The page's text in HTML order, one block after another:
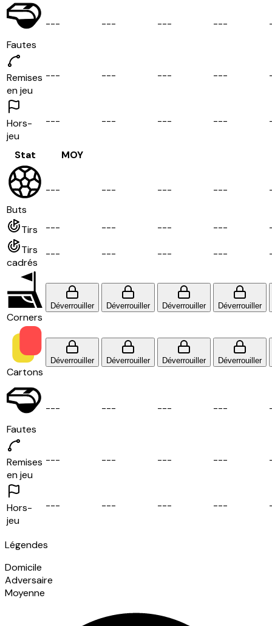
Fautes
--- --- --- ---
Remises
en jeu
--- --- --- ---
Hors-
jeu
--- --- --- ---
Stat MOY
Buts
--- --- --- ---
Tirs --- --- --- ---
Tirs
cadrés
--- --- --- ---
Corners
Déverrouiller Déverrouiller Déverrouiller Déverrouiller
Cartons
Déverrouiller Déverrouiller Déverrouiller Déverrouiller
Fautes
--- --- --- ---
Remises
en jeu
--- --- --- ---
Hors-
jeu
--- --- --- ---
Légendes
Domicile
Adversaire
Moyenne